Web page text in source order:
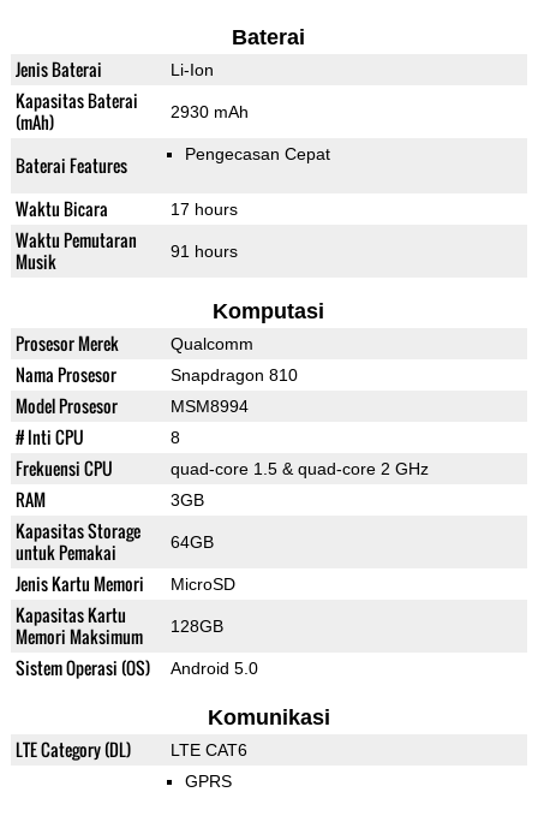
Baterai
Jenis Baterai Li-Ion
Kapasitas Baterai
(mAh)
2930 mAh
Baterai Features Pengecasan Cepat
Waktu Bicara 17 hours
Waktu Pemutaran
Musik
91 hours
Komputasi
Prosesor Merek Qualcomm
Nama Prosesor Snapdragon 810
Model Prosesor MSM8994
# Inti CPU 8
Frekuensi CPU quad-core 1.5 & quad-core 2 GHz
RAM 3GB
Kapasitas Storage
untuk Pemakai
64GB
Jenis Kartu Memori MicroSD
Kapasitas Kartu
Memori Maksimum
128GB
Sistem Operasi (OS) Android 5.0
Komunikasi
LTE Category (DL) LTE CAT6
GPRS